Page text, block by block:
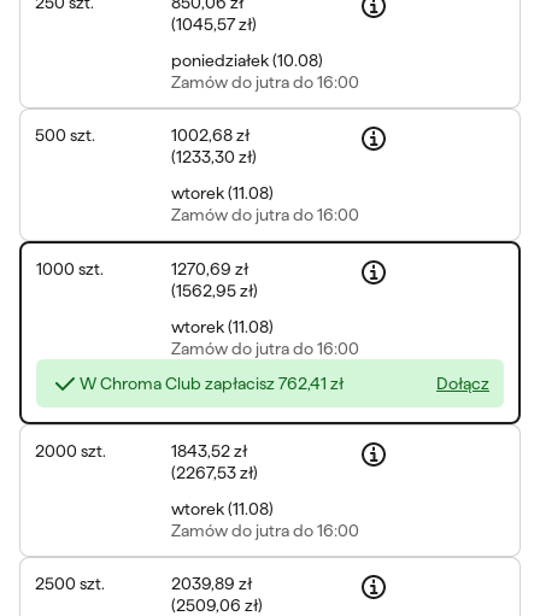
(1045,57 zł)
poniedziałek(10.08)
Zamówdo jutra do 16:00
500 szt.
1002,68 zł
(1233,30 zł)
wtorek(11.08)
Zamówdo jutra do 16:00
1000 szt.
1270,69 zł
(1562,95 zł)
wtorek(11.08)
Zamówdo jutra do 16:00
W Chroma Club zapłacisz762,41 zł Dołącz
2000 szt.
1843,52 zł
(2267,53 zł)
wtorek(11.08)
Zamówdo jutra do 16:00
2500 szt.
2039,89 zł
(2509,06 zł)